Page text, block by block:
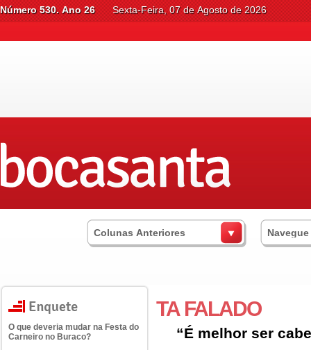
Número 530. Ano 26 Sexta-Feira, 07 de Agosto de 2026
Colunas Anteriores
O que deveria mudar na Festa do
Carneiro no Buraco?
TA FALADO
“É melhor ser